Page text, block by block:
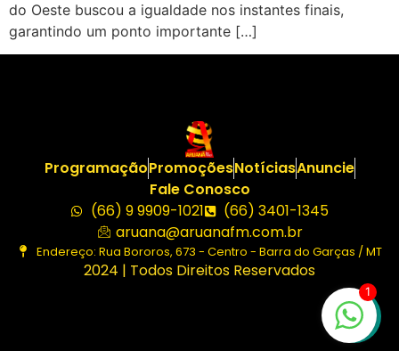
do Oeste buscou a igualdade nos instantes finais,
garantindo um ponto importante […]
ProgramaçãoPromoçõesNotíciasAnuncie
Fale Conosco
(66) 9 9909-1021
(66) 3401-1345
aruana@aruanafm.com.br
Endereço: Rua Bororos, 673 - Centro - Barra do Garças / MT
2024 | Todos Direitos Reservados
1